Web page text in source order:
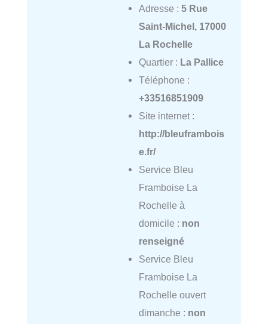
Adresse : 5 Rue
Saint-Michel, 17000
La Rochelle
Quartier : La Pallice
Téléphone :
+33516851909
Site internet :
http://bleuframbois
e.fr/
Service Bleu
Framboise La
Rochelle à
domicile : non
renseigné
Service Bleu
Framboise La
Rochelle ouvert
dimanche : non